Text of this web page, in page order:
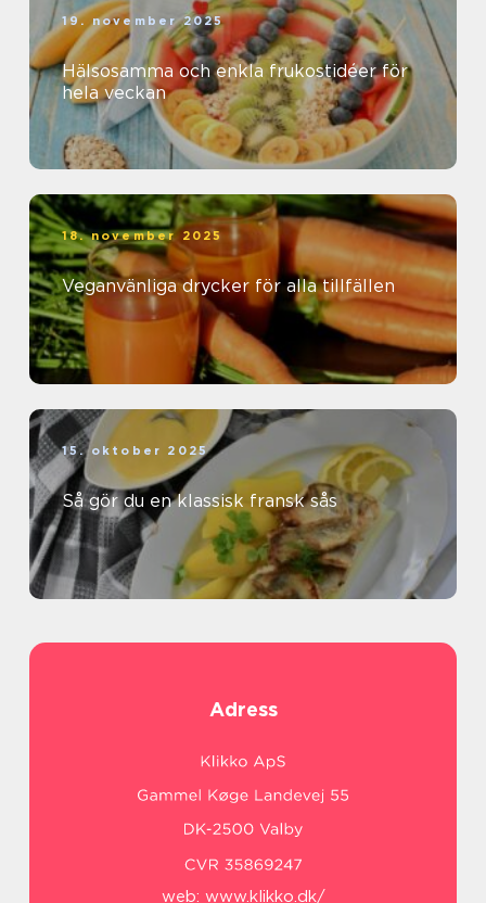
19. november 2025
Hälsosamma och enkla frukostidéer för
hela veckan
18. november 2025
Veganvänliga drycker för alla tillfällen
15. oktober 2025
Så gör du en klassisk fransk sås
Adress
web: www.klikko.dk/